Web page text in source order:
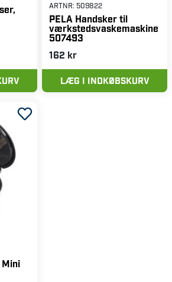
ARTNR: 509822
PELA Handsker til
værkstedsvaskemaskine
507493
162 kr
LÆG I INDKØBSKURV